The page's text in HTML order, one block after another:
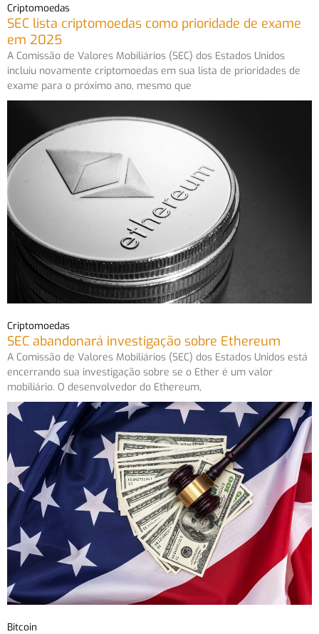
Criptomoedas
SEC lista criptomoedas como prioridade de exame
em 2025
A Comissão de Valores Mobiliários (SEC) dos Estados Unidos
incluiu novamente criptomoedas em sua lista de prioridades de
exame para o próximo ano, mesmo que
Criptomoedas
SEC abandonará investigação sobre Ethereum
A Comissão de Valores Mobiliários (SEC) dos Estados Unidos está
encerrando sua investigação sobre se o Ether é um valor
mobiliário. O desenvolvedor do Ethereum,
Bitcoin